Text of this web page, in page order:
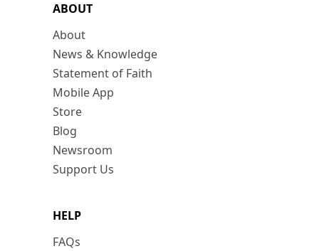
ABOUT
About
News & Knowledge
Statement of Faith
Mobile App
Store
Blog
Newsroom
Support Us
HELP
FAQs